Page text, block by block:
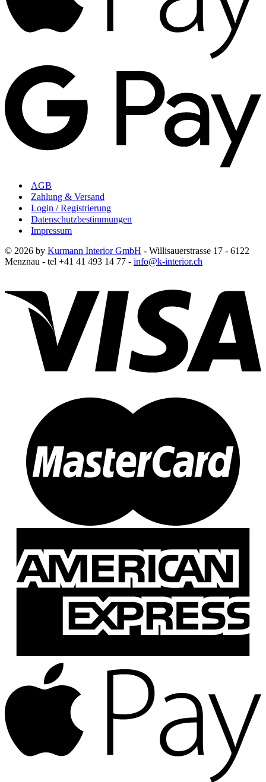
AGB
Zahlung & Versand
Login / Registrierung
Datenschutzbestimmungen
Impressum
© 2026 by Kurmann Interior GmbH - Willisauerstrasse 17 - 6122
Menznau - tel +41 41 493 14 77 - info@k-interior.ch